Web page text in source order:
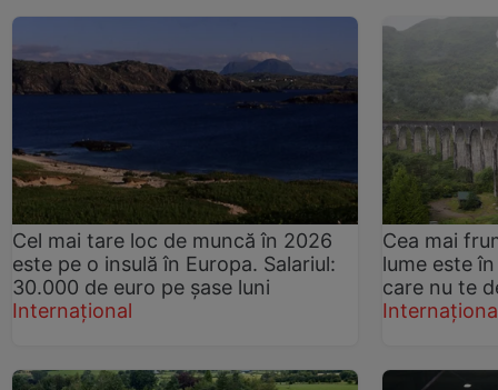
Cel mai tare loc de muncă în 2026
este pe o insulă în Europa. Salariul:
30.000 de euro pe șase luni
Internațional
Cea mai
lume este
care nu te